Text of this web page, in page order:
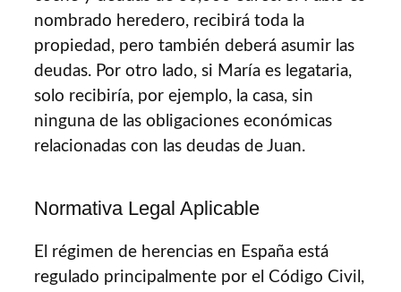
nombrado heredero, recibirá toda la
propiedad, pero también deberá asumir las
deudas. Por otro lado, si María es legataria,
solo recibiría, por ejemplo, la casa, sin
ninguna de las obligaciones económicas
relacionadas con las deudas de Juan.
Normativa Legal Aplicable
El régimen de herencias en España está
regulado principalmente por el Código Civil,